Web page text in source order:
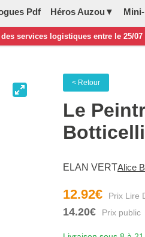
Pdf Héros Auzou▼
services logistiques entre le 25/07
< Retour
Le
Botticelli
ELAN VERTAlice
12.92€
14.20€